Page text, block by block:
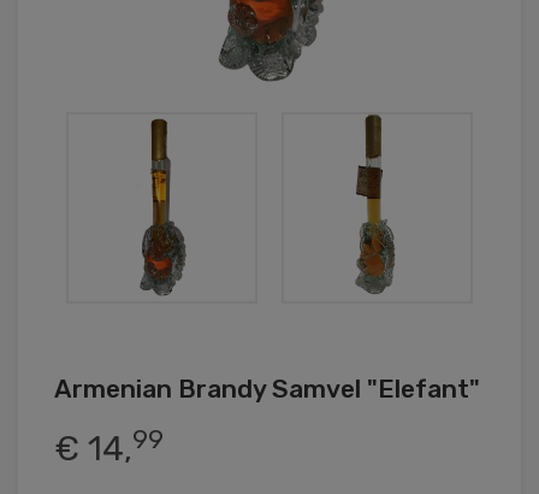
Armenian Brandy Samvel "Elefant"
€ 14,99